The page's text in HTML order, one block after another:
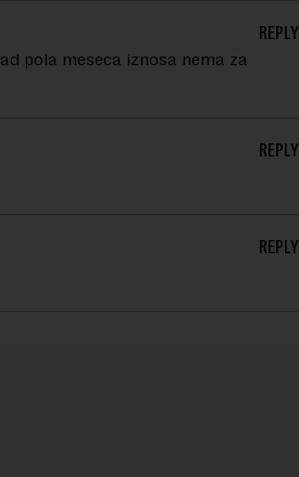
pola meseca iznosa nema za
REPLY
REPLY
REPLY